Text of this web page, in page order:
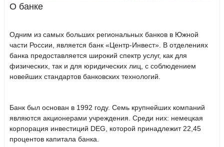
О банке
Одним из самых больших региональных банков в Южной
части России, является банк «Центр-Инвест». В отделениях
банка предоставляется широкий спектр услуг, как для
физических, так и для юридических лиц, с соблюдением
новейших стандартов банковских технологий.
Банк был основан в 1992 году. Семь крупнейших компаний
являются акционерами учреждения. Среди них: немецкая
корпорация инвестиций DEG, которой принадлежит 22,45
процентов капитала банка.